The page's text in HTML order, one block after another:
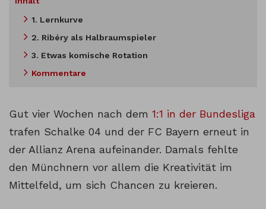
1. Lernkurve
2. Ribéry als Halbraumspieler
3. Etwas komische Rotation
Kommentare
Gut vier Wochen nach dem 1:1 in der Bundesliga
trafen Schalke 04 und der FC Bayern erneut in
der Allianz Arena aufeinander. Damals fehlte
den Münchnern vor allem die Kreativität im
Mittelfeld, um sich Chancen zu kreieren.